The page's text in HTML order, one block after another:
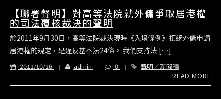
【聯署聲明】對高等法院就外傭爭取居港權
的司法覆核裁決的聲明
於2011年9月30日，高等法院裁決現時《入境條例》拒絕外傭申請
居港權的規定，是違反基本法24條。 我們支持法 […]
2011/10/16 admin 0
聲明／新聞稿
READ MORE